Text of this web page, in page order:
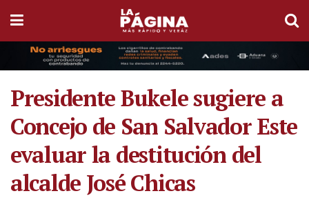
Presidente Bukele sugiere a
Concejo de San Salvador Este
evaluar la destitución del
alcalde José Chicas